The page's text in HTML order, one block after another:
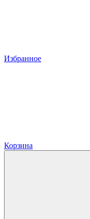
Избранное
Корзина